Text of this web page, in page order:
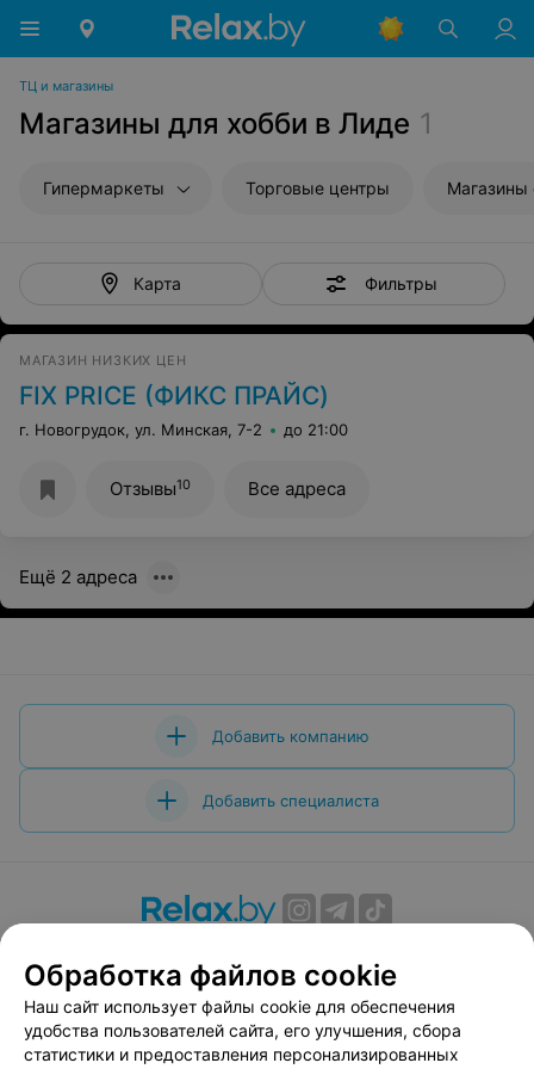
ТЦ и магазины
Магазины для хобби в Лиде 1
Гипермаркеты Торговые центры
Карта Фильтры
МАГАЗИН НИЗКИХ ЦЕН
FIX PRICE (ФИКС ПРАЙС)
г. Новогрудок, ул. Минская, 7-2 до 21:00
Отзывы10 Все адреса
Ещё 2 адреса
Добавить компанию
Добавить специалиста
Вакансии
Публичный договор
Способы оплаты
Публичный договор по использованию сервиса
«Афиша»
Обработка файлов cookie
Наш сайт использует файлы cookie для обеспечения
удобства пользователей сайта, его улучшения, сбора
статистики и предоставления персонализированных